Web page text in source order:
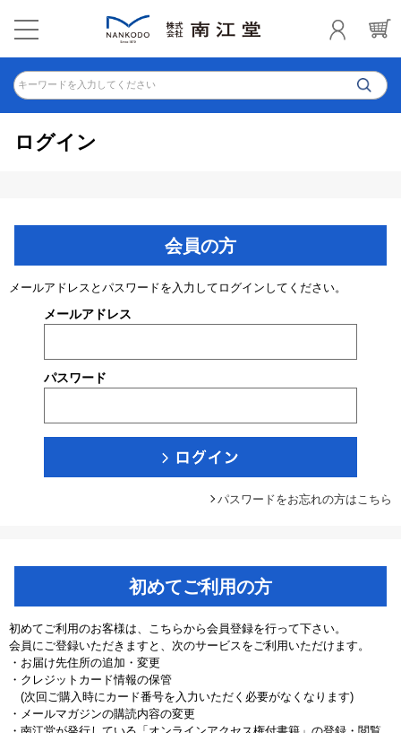
キーワードを入力してください
ログイン
会員の方
メールアドレスとパスワードを入力してログインしてください。
メールアドレス
パスワード
パスワードをお忘れの方はこちら
初めてご利用の方
初めてご利用のお客様は、こちらから会員登録を行って下さい。
会員にご登録いただきますと、次のサービスをご利用いただけます。
・お届け先住所の追加・変更
・クレジットカード情報の保管
(次回ご購入時にカード番号を入力いただく必要がなくなります)
・メールマガジンの購読内容の変更